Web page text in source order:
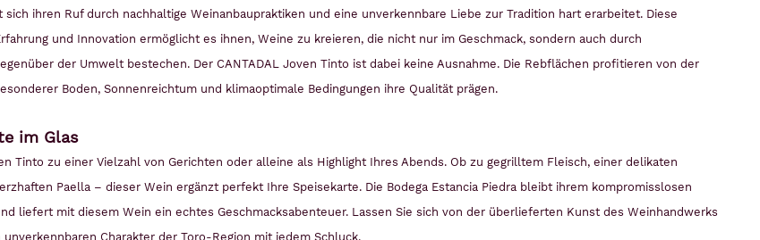
sich ihren Ruf durch nachhaltige Weinanbaupraktiken und eine unverkennbare Liebe zur Tradition hart erarbeitet. Diese
und Innovation ermöglicht es ihnen, Weine zu kreieren, die nicht nur im Geschmack, sondern auch durch
der Umwelt bestechen. Der CANTADAL Joven Tinto ist dabei keine Ausnahme. Die Rebflächen profitieren von der
Boden, Sonnenreichtum und klimaoptimale Bedingungen ihre Qualität prägen.
im Glas
Tinto zu einer Vielzahl von Gerichten oder alleine als Highlight Ihres Abends. Ob zu gegrilltem Fleisch, einer delikaten
Paella – dieser Wein ergänzt perfekt Ihre Speisekarte. Die Bodega Estancia Piedra bleibt ihrem kompromisslosen
liefert mit diesem Wein ein echtes Geschmacksabenteuer. Lassen Sie sich von der überlieferten Kunst des Weinhandwerks
Charakter der Toro-Region mit jedem Schluck.